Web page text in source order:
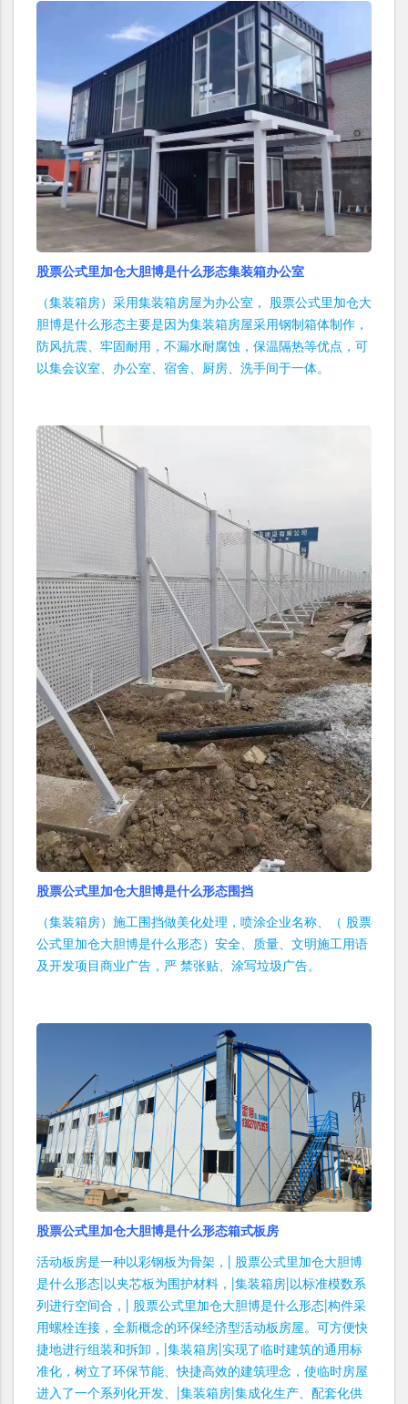
股票公式里加仓大胆博是什么形态集装箱办公室
（集装箱房）采用集装箱房屋为办公室， 股票公式里加仓大
胆博是什么形态主要是因为集装箱房屋采用钢制箱体制作，
防风抗震、牢固耐用，不漏水耐腐蚀，保温隔热等优点，可
以集会议室、办公室、宿舍、厨房、洗手间于一体。
股票公式里加仓大胆博是什么形态围挡
（集装箱房）施工围挡做美化处理，喷涂企业名称、（ 股票
公式里加仓大胆博是什么形态）安全、质量、文明施工用语
及开发项目商业广告，严 禁张贴、涂写垃圾广告。
股票公式里加仓大胆博是什么形态箱式板房
活动板房是一种以彩钢板为骨架，| 股票公式里加仓大胆博
是什么形态|以夹芯板为围护材料，|集装箱房|以标准模数系
列进行空间合，| 股票公式里加仓大胆博是什么形态|构件采
用螺栓连接，全新概念的环保经济型活动板房屋。可方便快
捷地进行组装和拆卸，|集装箱房|实现了临时建筑的通用标
准化，树立了环保节能、快捷高效的建筑理念，使临时房屋
进入了一个系列化开发、|集装箱房|集成化生产、配套化供